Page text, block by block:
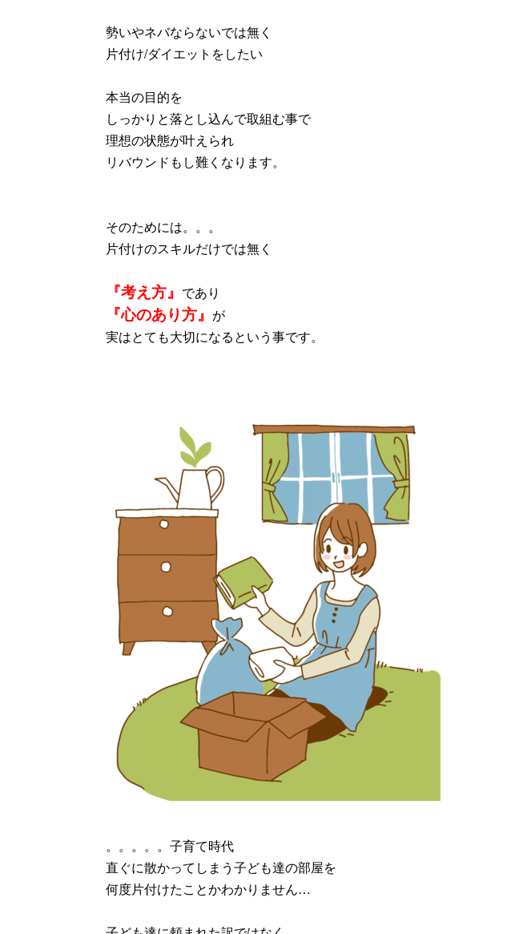
勢いやネバならないでは無く
片付け/ダイエットをしたい
本当の目的を
しっかりと落とし込んで取組む事で
理想の状態が叶えられ
リバウンドもし難くなります。
そのためには。。。
片付けのスキルだけでは無く
『考え方』 であり
『心のあり方』 が
実はとても大切になるという事です。
。。。。。子育て時代
直ぐに散かってしまう子ども達の部屋を
何度片付けたことかわかりません…